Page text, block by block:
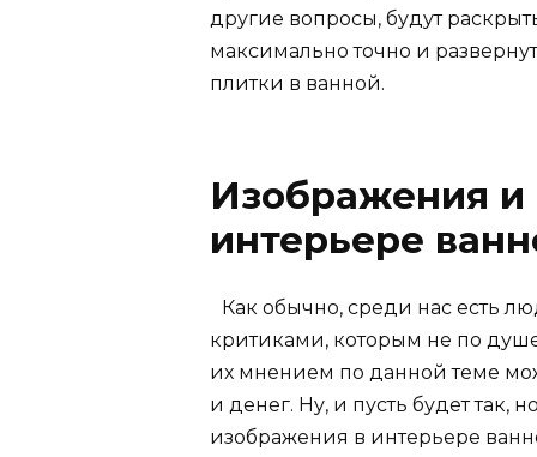
другие вопросы, будут
максимально точно и
плитки в ванной.
Изображения и
интерьере
Как обычно, среди нас есть
критиками, которым не по
их мнением по данной теме
и денег. Ну, и пусть будет так,
изображения в интерьере